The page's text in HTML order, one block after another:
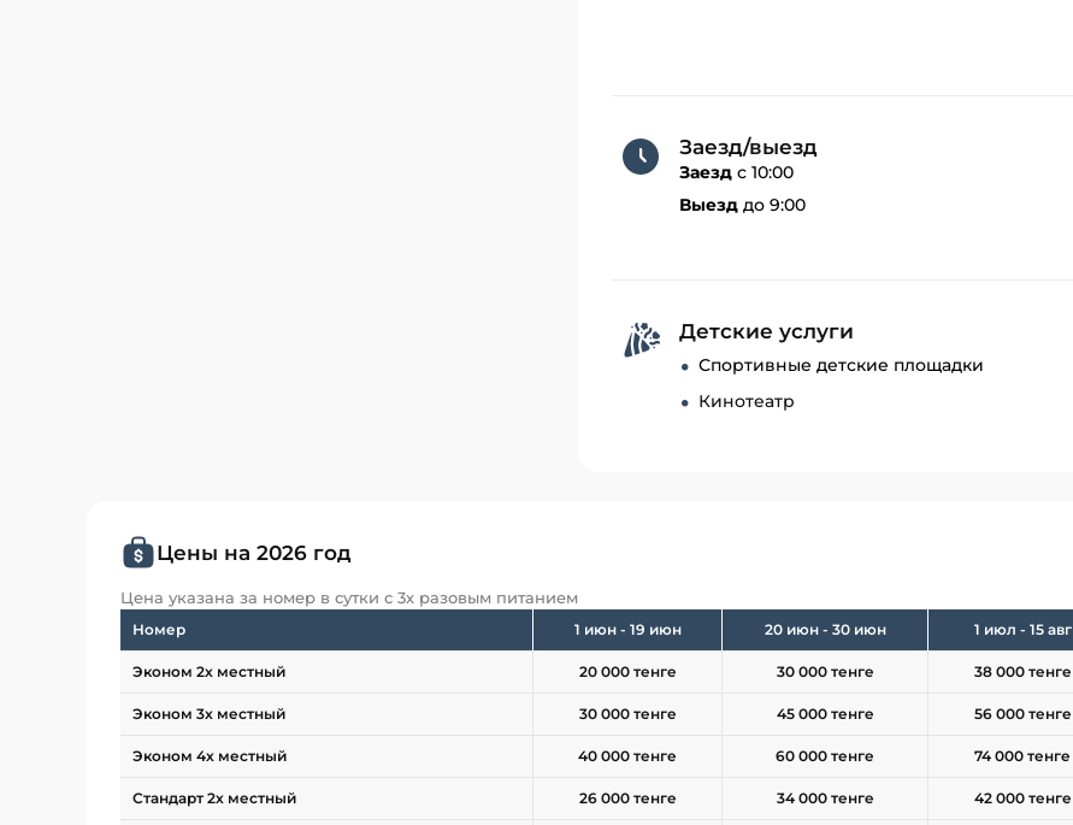
Заезд/выезд
Заезд с 10:00
Выезд до 9:00
Детские услуги
Спортивные детские площадки
Кинотеатр
Цены на 2026 год
Цена указана за номер в сутки с 3х разовым питанием
Номер 1 июн - 19 июн 20 июн - 30 июн 1 июл - 15 авг
Эконом 2х местный 20 000 тенге 30 000 тенге 38 000 тенге
Эконом 3х местный 30 000 тенге 45 000 тенге 56 000 тенге
Эконом 4х местный 40 000 тенге 60 000 тенге 74 000 тенге
Стандарт 2х местный 26 000 тенге 34 000 тенге 42 000 тенге